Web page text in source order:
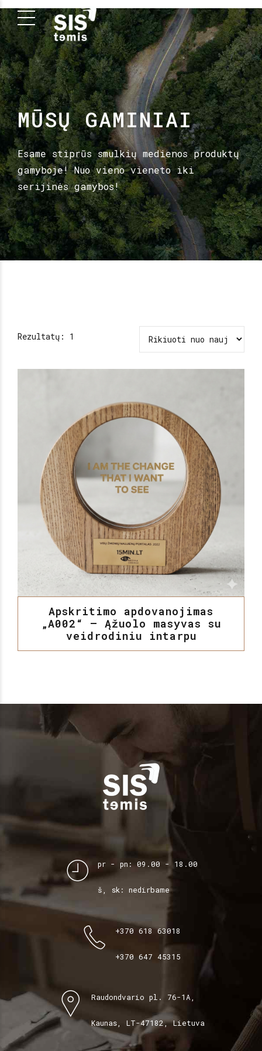
MŪSŲ GAMINIAI
Esame stiprūs smulkių medienos produktų
gamyboje! Nuo vieno vieneto iki
serijinės gamybos!
Rezultatų: 1
Apskritimo apdovanojimas
„A002“ – Ąžuolo masyvas su
veidrodiniu intarpu
pr - pn: 09.00 - 18.00
š, sk: nedirbame
+370 618 63018
+370 647 45315
Raudondvario pl. 76-1A,
Kaunas, LT-47182, Lietuva